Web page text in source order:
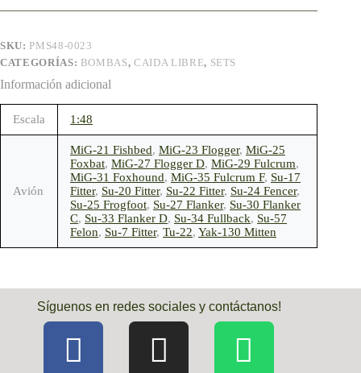
SKU: PMS48-0023
CATEGORÍAS: BOMBAS,CAIDA LIBRE, SETS
Información adicional
Escala 1:48
Avión
MiG-21 Fishbed, MiG-23 Flogger, MiG-25
Foxbat, MiG-27 Flogger D, MiG-29 Fulcrum,
MiG-31 Foxhound, MiG-35 Fulcrum F, Su-17
Fitter, Su-20 Fitter, Su-22 Fitter, Su-24 Fencer,
Su-25 Frogfoot, Su-27 Flanker, Su-30 Flanker
C, Su-33 Flanker D, Su-34 Fullback, Su-57
Felon, Su-7 Fitter, Tu-22, Yak-130 Mitten
Síguenos en redes sociales y contáctanos!